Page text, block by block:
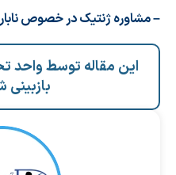
– مشاوره ژنتیک در خصوص
این مقاله توسط واحد